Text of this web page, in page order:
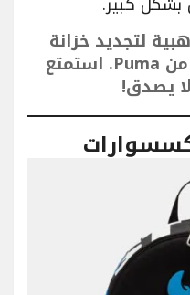
لتجديد خزانة
ملابسك بقطعة أساسية من Puma. استمتع
يصدق!